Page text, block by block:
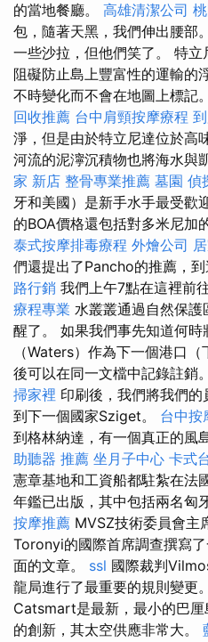
的當地餐廳。 高雄清潔公司
包，隨著天黑，我們伸出腰部。
一些沙拉，但他們笑了。 特
阻礙防止島上豐富性的運輸的
不時變化而不會在地圖上標記。
回收推薦 台中肩頸按摩療程
淨，但是由於特立尼達位於高
河流的泥濘沉積物也將海水與
家 新店 整骨專業推薦 墓園 偵
牙和美國）是新手水手最受歡
的BOA價格還包括對多米尼加
泰式按摩排毒療程 外燴公司
們還提出了Pancho的推薦，
路行銷 我們上午7點在這裡前
療程專業 水叢叢通過自然保
醒了。 如果我們事先知道何
（Waters）作為下一個港口
後可以在同一文檔中記錄註銷。
掃家裡 印刷後，我們將我們
到下一個國家Sziget。 台中按
到格林納達，有一個真正的風
助聽器 推薦 坐月子中心 卡式
憲章基地和工資船都駐紮在法
年鑑已出版，其中包括兩名匈
按摩推薦 MVSZ技術委員會主
Toronyi的國際首席調查撰寫
面的文章。 ssl 國際裁判
龍局進行了最重要的規則變更。
Catsmart是最新，最小的巴
的創新，其太空供應非常大。